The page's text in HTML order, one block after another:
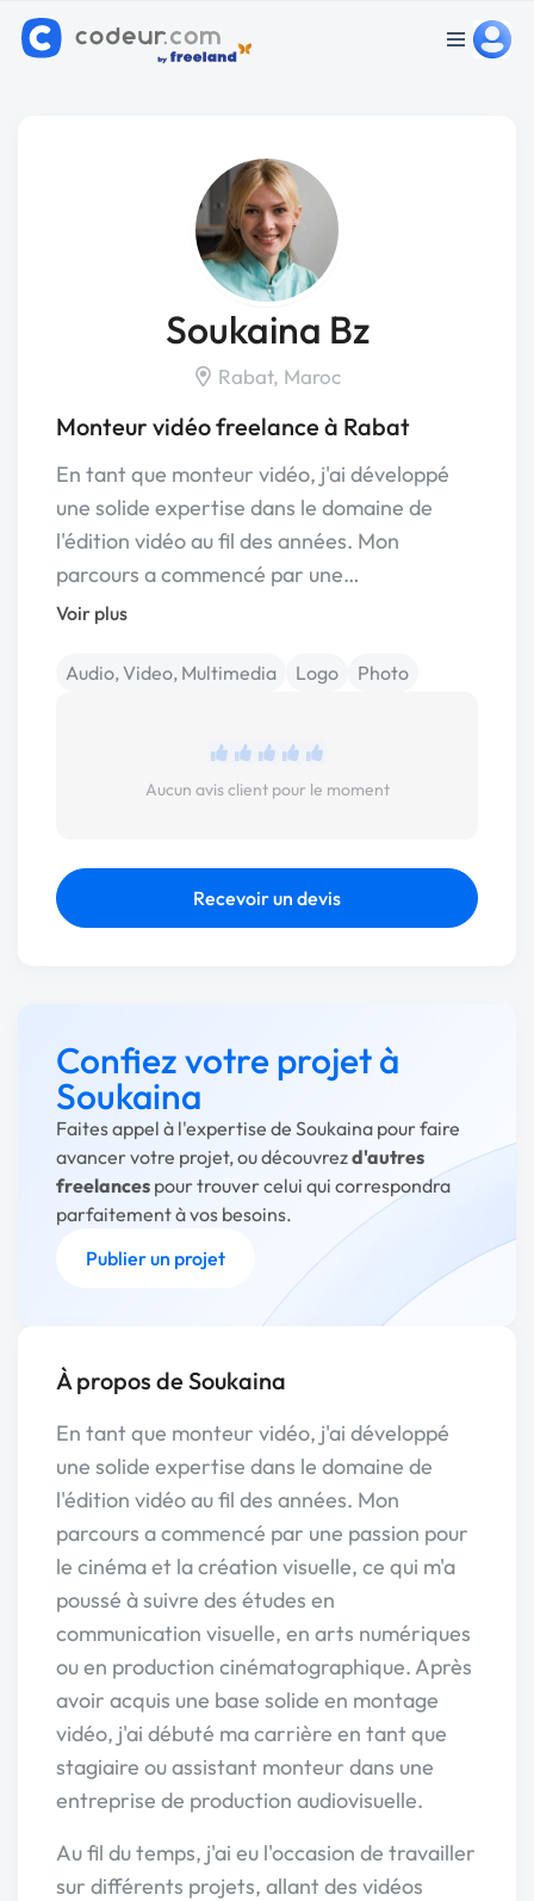
Soukaina Bz
Rabat, Maroc
Monteur vidéo freelance à Rabat
En tant que monteur vidéo, j'ai développé
une solide expertise dans le domaine de
l'édition vidéo au fil des années. Mon
parcours a commencé par une…
Voir plus
Audio, Video, Multimedia Logo Photo
Aucun avis client pour le moment
Recevoir un devis
Confiez votre projet à
Soukaina
Faites appel à l'expertise de Soukaina pour faire
avancer votre projet, ou découvrezd'autres
freelances pour trouver celui qui correspondra
parfaitement à vos besoins.
Publier un projet
À propos de Soukaina
En tant que monteur vidéo, j'ai développé
une solide expertise dans le domaine de
l'édition vidéo au fil des années. Mon
parcours a commencé par une passion pour
le cinéma et la création visuelle, ce qui m'a
poussé à suivre des études en
communication visuelle, en arts numériques
ou en production cinématographique. Après
avoir acquis une base solide en montage
vidéo, j'ai débuté ma carrière en tant que
stagiaire ou assistant monteur dans une
entreprise de production audiovisuelle.
Au fil du temps, j'ai eu l'occasion de travailler
sur différents projets, allant des vidéos